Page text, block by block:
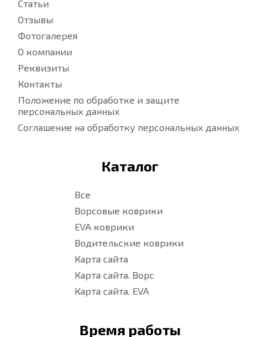
Статьи
Отзывы
Фотогалерея
О компании
Реквизиты
Контакты
Положение по обработке и защите
персональных данных
Соглашение на обработку персональных данных
Каталог
Все
Ворсовые коврики
EVA коврики
Водительские коврики
Карта сайта
Карта сайта. Ворс
Карта сайта. EVA
Время работы